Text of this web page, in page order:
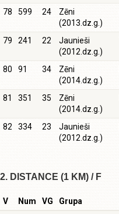
78 599 24
Zēni
(2013.dz.g.)
79 241 22
Jaunieši
(2012.dz.g.)
80 91 34
Zēni
(2014.dz.g.)
81 351 35
Zēni
(2014.dz.g.)
82 334 23
Jaunieši
(2012.dz.g.)
2. DISTANCE (1 KM) / F
V Num VG Grupa